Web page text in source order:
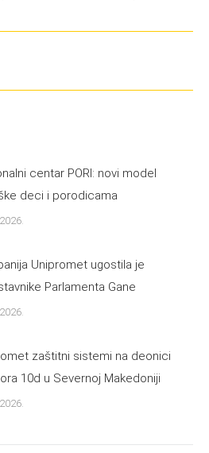
centar PORI: novi model
deci i porodicama
Unipromet ugostila je
Parlamenta Gane
zaštitni sistemi na deonici
10d u Severnoj Makedoniji